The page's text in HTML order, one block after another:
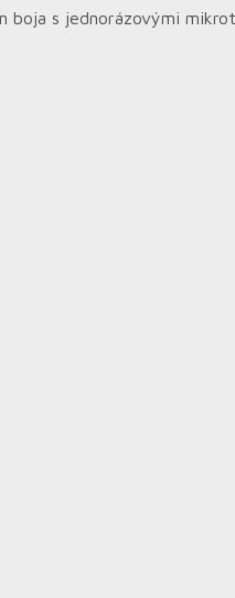
boja s jednorázovými